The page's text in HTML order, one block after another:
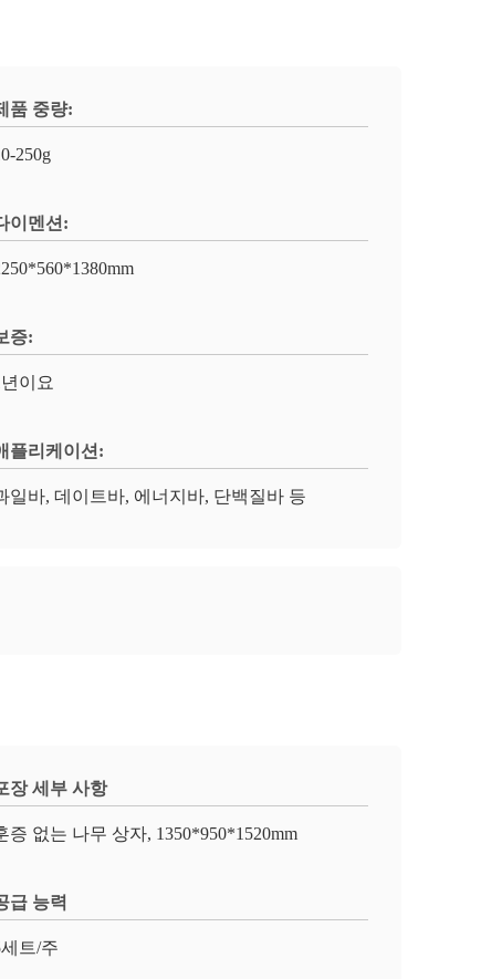
품 중량:
250g
이멘션:
증:
이요
플리케이션:
일바, 데이트바, 에너지바, 단백질바 등
장 세부 사항
증 없는 나무 상자, 1350*950*1520mm
급 능력
트/주